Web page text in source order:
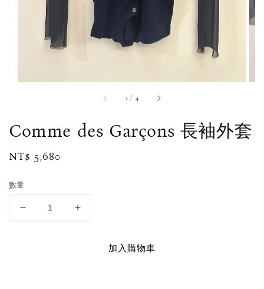
1 / 4
Comme des Garçons 長袖外套
Regular
NT$ 5,680
數量
加入購物車